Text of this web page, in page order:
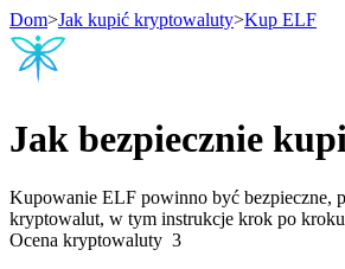
Dom>Jak kupić kryptowaluty>Kup ELF
Jak bezpiecznie
Kupowanie ELF powinno być bezpieczne,
kryptowalut, w tym instrukcje krok po
Ocena kryptowaluty 3